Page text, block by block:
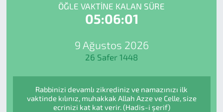
ÖĞLE VAKTINE KALAN SÜRE
05:06:01
9 Ağustos 2026
26 Safer 1448
Rabbinizi devamlı zikrediniz ve namazınızı ilk
vaktinde kılınız, muhakkak Allah Azze ve Celle, size
ecrinizi kat kat verir. (Hadis-i şerif)
Tüm Manşetler
Son Dakika Haberleri